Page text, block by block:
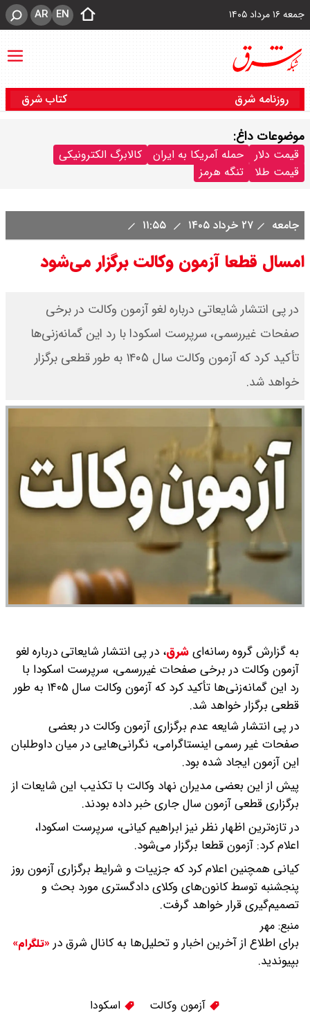
جمعه ۱۶ مرداد ۱۴۰۵ EN
AR
روزنامه شرق کتاب شرق
موضوعات داغ:
قیمت دلار حمله آمریکا به ایران
کالابرگ الکترونیکی
قیمت طلا
تنگه هرمز
جامعه ۲۷ خرداد ۱۴۰۵
امسال قطعا آزمون وکالت برگزار می‌شود
در پی انتشار شایعاتی درباره لغو آزمون وکالت در برخی
صفحات غیررسمی، سرپرست اسکودا با رد این گمانه‌زنی‌ها
تأکید کرد که آزمون وکالت سال ۱۴۰۵ به طور قطعی برگزار
خواهد شد.
به گزارش گروه رسانه‌ایشرق، در پی انتشار شایعاتی درباره لغو
آزمون وکالت در برخی صفحات غیررسمی، سرپرست اسکودا با
رد این گمانه‌زنی‌ها تأکید کرد که آزمون وکالت سال ۱۴۰۵ به طور
قطعی برگزار خواهد شد.
در پی انتشار شایعه عدم برگزاری آزمون وکالت در بعضی
صفحات غیر رسمی اینستاگرامی، نگرانی‌هایی در میان داوطلبان
این آزمون ایجاد شده بود.
پیش از این بعضی مدیران نهاد وکالت با تکذیب این شایعات از
برگزاری قطعی آزمون سال جاری خبر داده بودند.
در تازه‌ترین اظهار نظر نیز ابراهیم کیانی، سرپرست اسکودا،
اعلام کرد: آزمون قطعا برگزار می‌شود.
کیانی همچنین اعلام کرد که جزییات و شرایط برگزاری آزمون روز
پنجشنبه توسط کانون‌های وکلای دادگستری مورد بحث و
تصمیم‌گیری قرار خواهد گرفت.
منبع: مهر
برای اطلاع از آخرین اخبار و تحلیل‌ها به کانال شرق در «تلگرام»
بپیوندید.
آزمون وکالت اسکودا